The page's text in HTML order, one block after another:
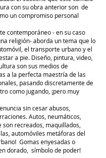
con su obra anterior son  de
un compromiso personal
contemporáneo - en su caso
religión- aborda un tema que lo
el transporte urbano y el
a pie. Diseño, pintura, video,
son sus medios de
a la perfecta maestría de las
pasando discretamente de
como jugando, ¡pero muy
sin cesar abusos,
Autos, neumáticos,
son recreados, maquillados,
automóviles metáforas del
Gomas enyesadas o
dorado,  símbolo de poder!